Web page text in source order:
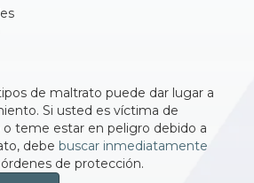
de maltrato puede dar lugar a
Si usted es víctima de
teme estar en peligro debido a
debe buscar inmediatamente
de protección.